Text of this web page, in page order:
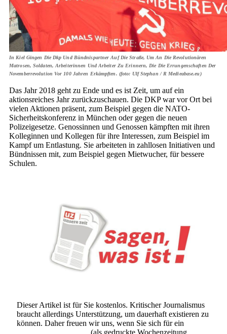
In Kiel Gingen Die Dkp Und Bündnispartner Auf Die Straße, Um An Die Revolutionären
Matrosen, Soldaten, Arbeiterinnen Und Arbeiter Zu Erinnern, Die Die Errungenschaften Der
Novemberrevolution Vor 100 Jahren Erkämpften. (foto: Ulf Stephan / R Medieabase.eu)
Das Jahr 2018 geht zu Ende und es ist Zeit, um auf ein
aktionsreiches Jahr zurückzuschauen. Die DKP war vor Ort bei
vielen Aktionen präsent, zum Beispiel gegen die NATO-
Sicherheitskonferenz in München oder gegen die neuen
Polizeigesetze. Genossinnen und Genossen kämpften mit ihren
Kolleginnen und Kollegen für ihre Interessen, zum Beispiel im
Kampf um Entlastung. Sie arbeiteten in zahllosen Initiativen und
Bündnissen mit, zum Beispiel gegen Mietwucher, für bessere
Schulen.
Dieser Artikel ist für Sie kostenlos. Kritischer Journalismus
braucht allerdings Unterstützung, um dauerhaft existieren zu
können. Daher freuen wir uns, wenn Sie sich für ein